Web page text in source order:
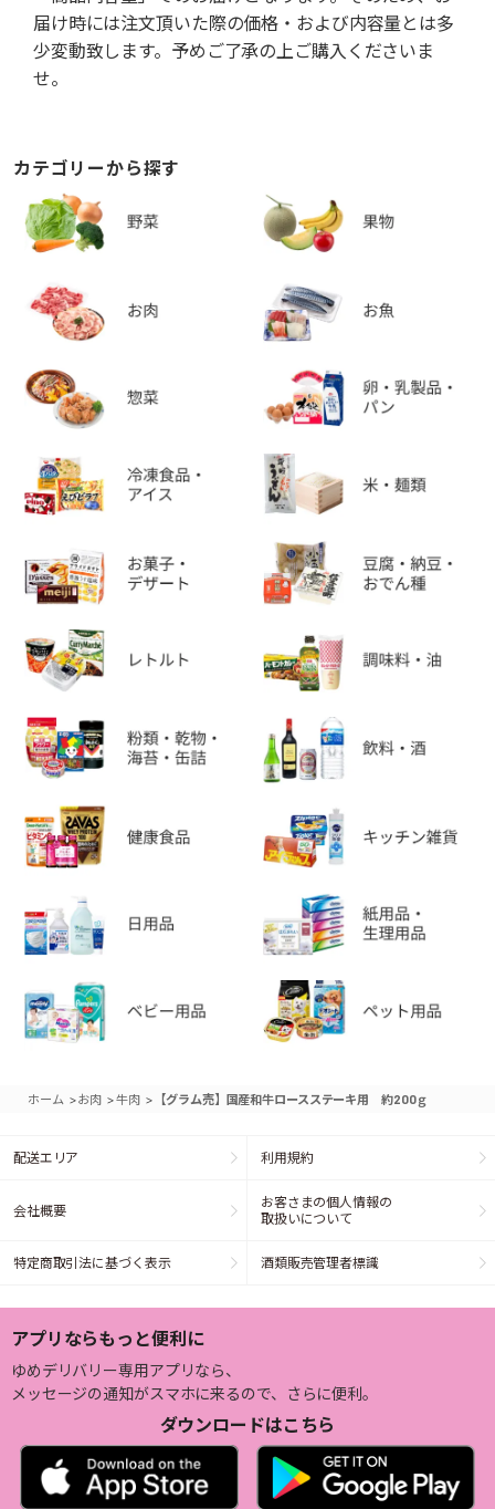
届け時には注文頂いた際の価格・および内容量とは多
少変動致します。予めご了承の上ご購入くださいま
せ。
カテゴリーから探す
ホーム >お肉 >牛肉 > 【グラム売】国産和牛ロースステーキ用 約200ｇ
配送エリア 利用規約
会社概要
お客さまの個人情報の
取扱いについて
特定商取引法に基づく表示 酒類販売管理者標識
アプリならもっと便利に
ゆめデリバリー専用アプリなら、
メッセージの通知がスマホに来るので、さらに便利。
ダウンロードはこちら